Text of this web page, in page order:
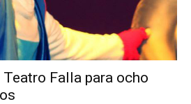
Falla para ocho